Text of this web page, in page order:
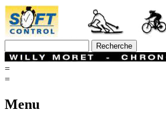
=
=
Menu